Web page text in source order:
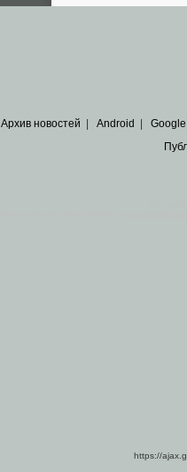
Архив новостей Android Google
https://